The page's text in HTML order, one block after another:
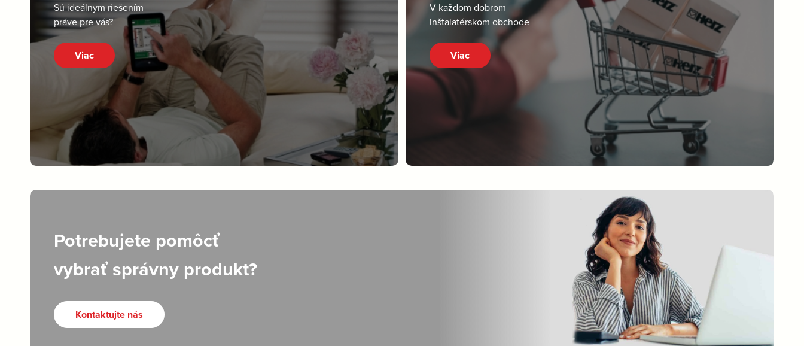
Sú ideálnym riešením
práve pre vás?
Viac
V každom dobrom
inštalatérskom obchode
Viac
Potrebujete pomôcť
vybrať správny produkt?
Kontaktujte nás